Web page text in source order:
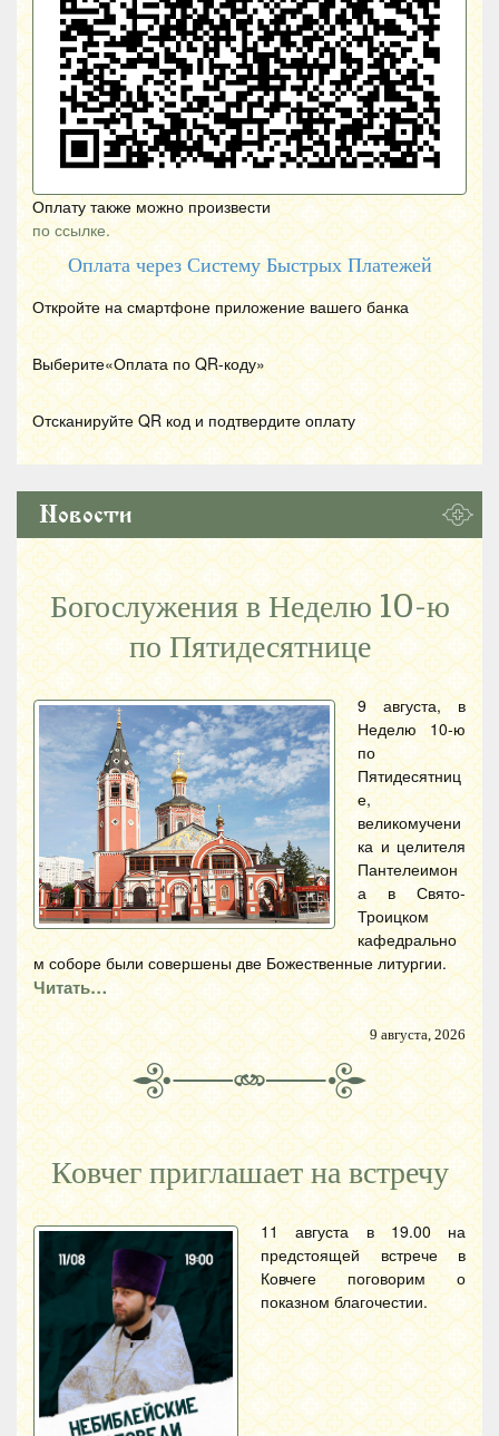
Оплату также можно произвести
по ссылке.
Оплата через Систему Быстрых Платежей
Откройте на смартфоне приложение вашего банка
Выберите«Оплата по QR-коду»
Отсканируйте QR код и подтвердите оплату
Новости
Богослужения в Неделю 10-ю
по Пятидесятнице
9 августа, в
Неделю 10-ю
по
Пятидесятниц
е,
великомучени
ка и целителя
Пантелеимон
а в Свято-
Троицком
кафедрально
м соборе были совершены две Божественные литургии.
Читать…
9 августа, 2026
Ковчег приглашает на встречу
11 августа в 19.00 на
предстоящей встрече в
Ковчеге поговорим о
показном благочестии.